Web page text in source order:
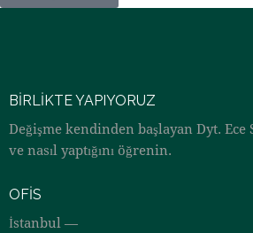
BIRLIKTE YAPIYORUZ
Değişme kendinden başlayan Dyt. Ece
ve nasıl yaptığını öğrenin.
OFIS
İstanbul —